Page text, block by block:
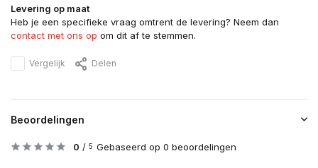
Levering op maat
Heb je een specifieke vraag omtrent de levering? Neem dan
contact met ons op om dit af te stemmen.
Vergelijk Delen
Beoordelingen
0 / 5 Gebaseerd op 0 beoordelingen